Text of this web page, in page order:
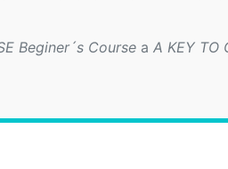
Beginer´s Course a A KEY TO